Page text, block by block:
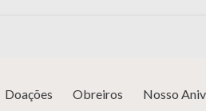
Doações Obreiros Nosso